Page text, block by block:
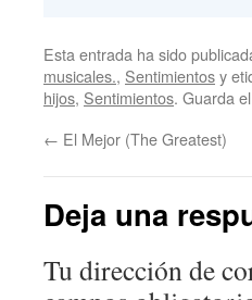
Esta entrada ha sido
musicales., Sentimientosy
hijos, Sentimientos. Guarda el
← El Mejor (The Greatest)
Deja una
Tu dirección de